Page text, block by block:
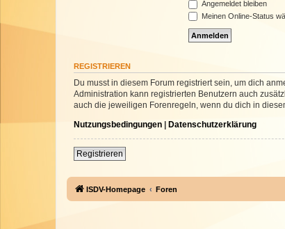
Angemeldet bleiben
Meinen Online-Status
REGISTRIEREN
Du musst in diesem Forum registriert sein, um dich
Administration kann registrierten Benutzern auch
auch die jeweiligen Forenregeln, wenn du dich in
Nutzungsbedingungen | Datenschutzerklärung
Registrieren
ISDV-Homepage Foren